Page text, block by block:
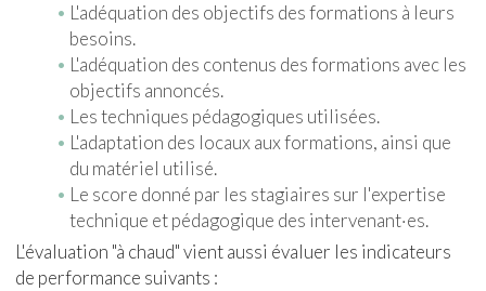
L'adéquation des objectifs des formations à leurs
besoins.
L'adéquation des contenus des formations avec les
objectifs annoncés.
Les techniques pédagogiques utilisées.
L'adaptation des locaux aux formations, ainsi que
du matériel utilisé.
Le score donné par les stagiaires sur l'expertise
technique et pédagogique des intervenant·es.
L'évaluation "à chaud" vient aussi évaluer les indicateurs
de performance suivants :